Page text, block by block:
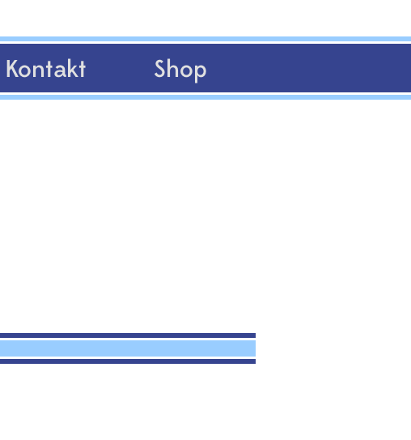
Kontakt Shop